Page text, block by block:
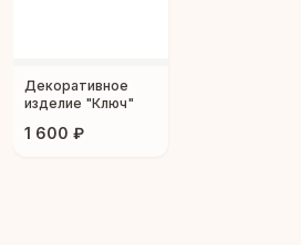
Декоративное
изделие "Ключ"
1 600 ₽